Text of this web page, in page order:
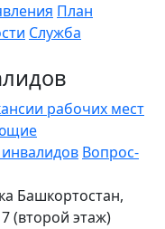
План
Служба
рабочих мест
Вопрос-
Башкортостан,
(второй этаж)